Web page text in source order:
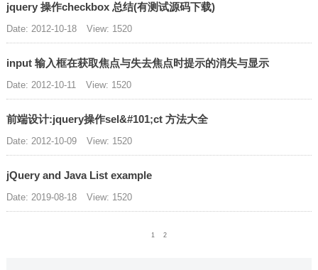
jquery 操作checkbox 总结(有测试源码下载)
Date: 2012-10-18 View: 1520
input 输入框在获取焦点与失去焦点时提示的消失与显示
Date: 2012-10-11 View: 1520
前端设计:jquery操作sel&#101;ct 方法大全
Date: 2012-10-09 View: 1520
jQuery and Java List example
Date: 2019-08-18 View: 1520
1 2